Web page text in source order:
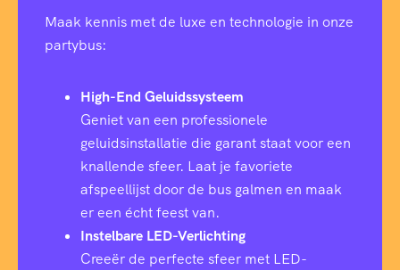
Maak kennis met de luxe en technologie in onze
partybus:
High-End Geluidssysteem
Geniet van een professionele
geluidsinstallatie die garant staat voor een
knallende sfeer. Laat je favoriete
afspeellijst door de bus galmen en maak
er een écht feest van.
Instelbare LED-Verlichting
Creeër de perfecte sfeer met LED-